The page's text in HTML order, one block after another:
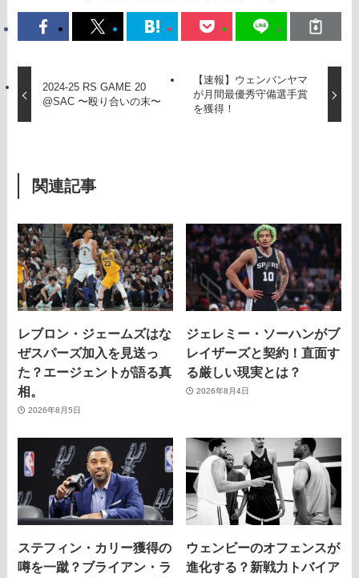
2024-25 RS GAME 20
@SAC 〜殴り合いの末〜
【速報】ウェンバンヤマ
が月間最優秀守備選手賞
を獲得！
関連記事
レブロン・ジェームズはな
ぜスパーズ加入を見送っ
た？エージェントが語る真
相。
2026年8月5日
ジェレミー・ソーハンがブ
レイザーズと契約！直面す
る厳しい現実とは？
2026年8月4日
ステフィン・カリー獲得の
噂を一蹴？ブライアン・ラ
ウェンビーのオフェンスが
進化する？新戦力トバイア